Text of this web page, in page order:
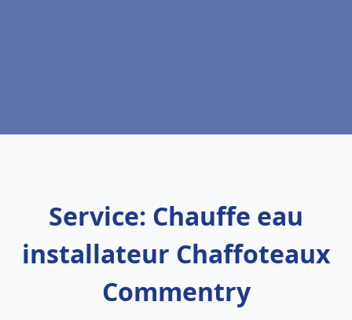
Service: Chauffe eau
installateur Chaffoteaux
Commentry